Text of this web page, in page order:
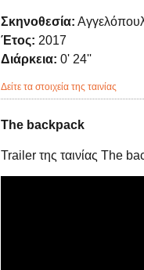
Σκηνοθεσία:
Έτος: 2017
Διάρκεια: 0' 24''
Δείτε τα στοιχεία της ταινίας
The backpack
Trailer της ταινίας The